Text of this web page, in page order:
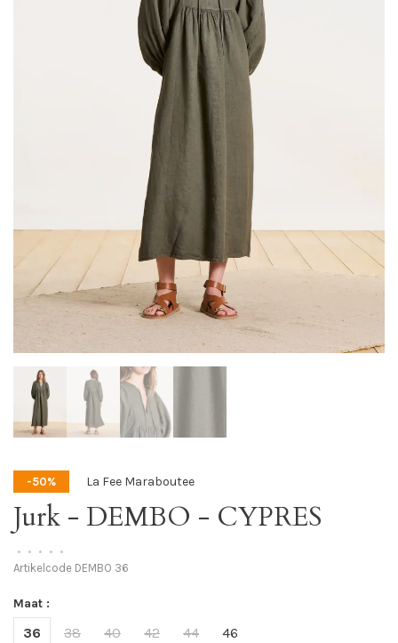
-50% La Fee Maraboutee
Jurk - DEMBO - CYPRES
• • • • •
Artikelcode DEMBO 36
Maat :
36 38 40 42 44 46